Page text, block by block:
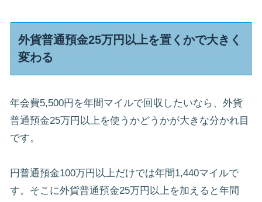
外貨普通預金25万円以上を置くかで大きく
変わる
年会費5,500円を年間マイルで回収したいなら、外貨
普通預金25万円以上を使うかどうかが大きな分かれ目
です。
円普通預金100万円以上だけでは年間1,440マイルで
す。そこに外貨普通預金25万円以上を加えると年間